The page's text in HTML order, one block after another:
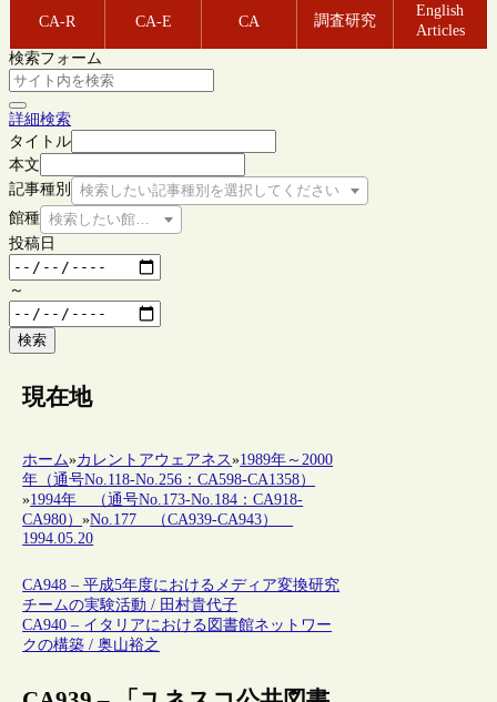
CA-R CA-E CA 調査研究
English
Articles
検索フォーム
詳細検索
タイトル
本文
記事種別
検索したい記事種別を選択してください
館種 検索したい館種を選択してください
投稿日
～
検索
現在地
ホーム»カレントアウェアネス»1989年～2000
年（通号No.118-No.256：CA598-CA1358）
»1994年 （通号No.173-No.184：CA918-
CA980）»No.177 （CA939-CA943）
1994.05.20
CA948 – 平成5年度におけるメディア変換研究
チームの実験活動 / 田村貴代子
CA940 – イタリアにおける図書館ネットワー
クの構築 / 奥山裕之